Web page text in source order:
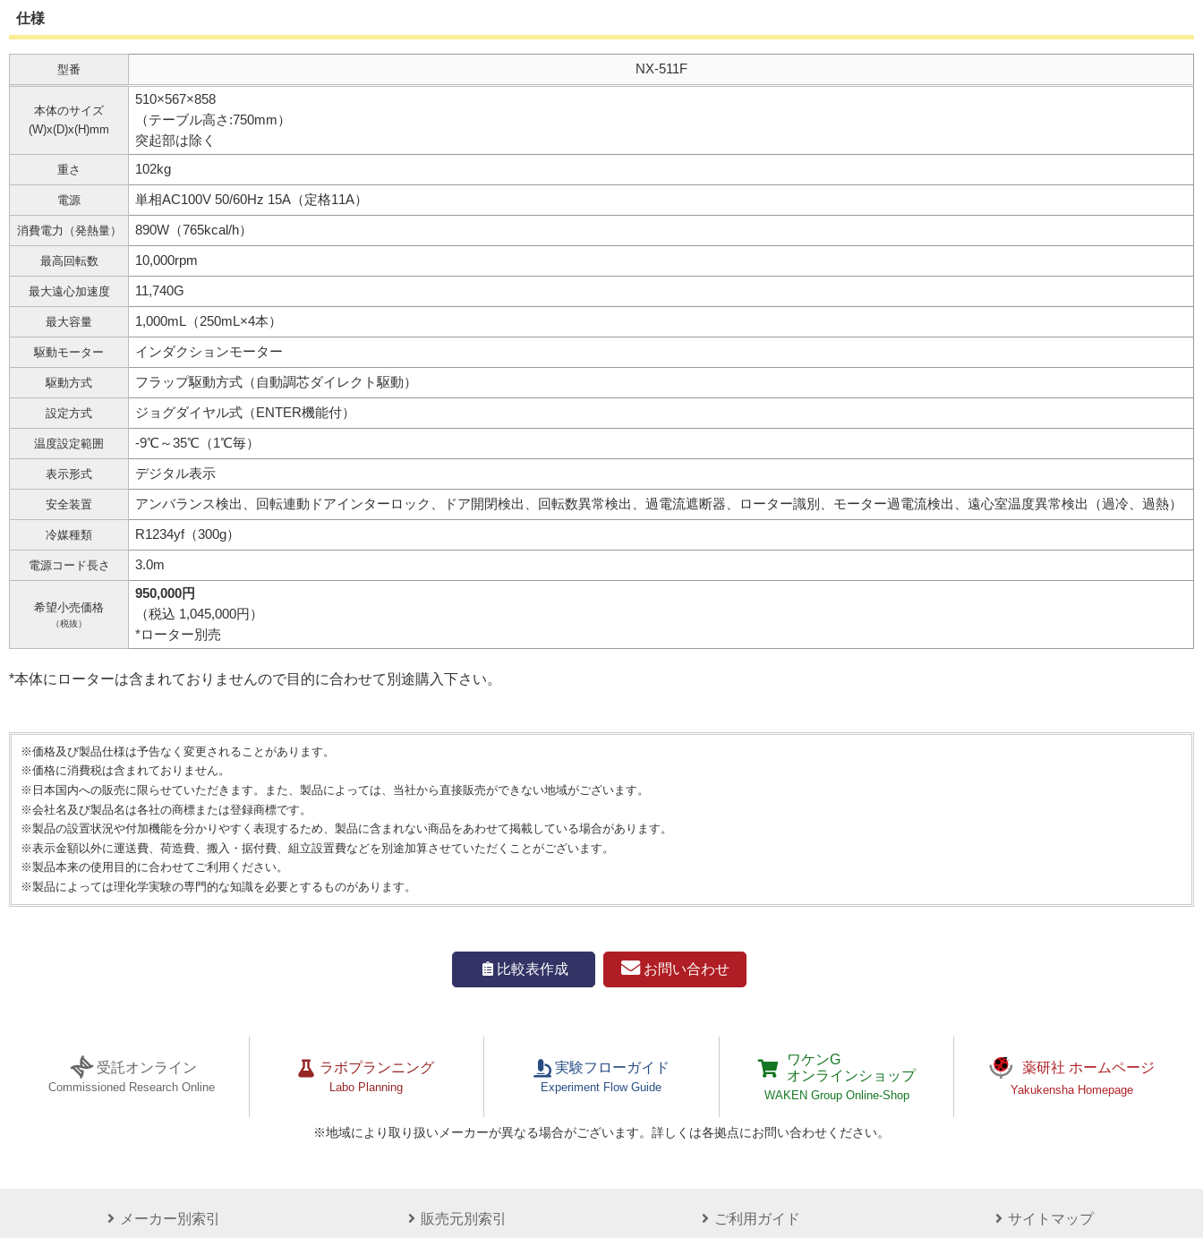
仕様
型番 NX-511F
本体のサイズ
(W)x(D)x(H)mm
510×567×858
（テーブル高さ:750mm）
突起部は除く
重さ 102kg
電源 単相AC100V 50/60Hz 15A（定格11A）
消費電力（発熱量） 890W（765kcal/h）
最高回転数 10,000rpm
最大遠心加速度 11,740G
最大容量 1,000mL（250mL×4本）
駆動モーター インダクションモーター
駆動方式 フラップ駆動方式（自動調芯ダイレクト駆動）
設定方式 ジョグダイヤル式（ENTER機能付）
温度設定範囲 -9℃～35℃（1℃毎）
表示形式 デジタル表示
安全装置 アンバランス検出、回転連動ドアインターロック、ドア開閉検出、回転数異常検出、過電流遮断器、ローター識別、モーター過電流検出、遠心室温度異常検出（過冷、過熱）
冷媒種類 R1234yf（300g）
電源コード長さ 3.0m
希望小売価格
（税抜）
950,000円
（税込 1,045,000円）
*ローター別売
*本体にローターは含まれておりませんので目的に合わせて別途購入下さい。
※価格及び製品仕様は予告なく変更されることがあります。
※価格に消費税は含まれておりません。
※日本国内への販売に限らせていただきます。また、製品によっては、当社から直接販売ができない地域がございます。
※会社名及び製品名は各社の商標または登録商標です。
※製品の設置状況や付加機能を分かりやすく表現するため、製品に含まれない商品をあわせて掲載している場合があります。
※表示金額以外に運送費、荷造費、搬入・据付費、組立設置費などを別途加算させていただくことがございます。
※製品本来の使用目的に合わせてご利用ください。
※製品によっては理化学実験の専門的な知識を必要とするものがあります。
比較表作成 お問い合わせ
受託オンライン
Commissioned Research Online
ラボプランニング
Labo Planning
実験フローガイド
Experiment Flow Guide
ワケンG
オンラインショップ
WAKEN Group Online-Shop
薬研社 ホームページ
Yakukensha Homepage
※地域により取り扱いメーカーが異なる場合がございます。詳しくは各拠点にお問い合わせください。
メーカー別索引 販売元別索引 ご利用ガイド サイトマップ